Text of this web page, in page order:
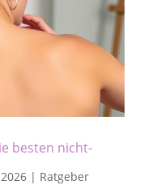
besten nicht-
| Ratgeber